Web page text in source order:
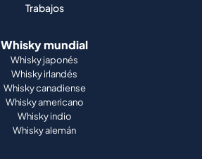
Trabajos
Whisky mundial
Whisky japonés
Whisky irlandés
Whisky canadiense
Whisky americano
Whisky indio
Whisky alemán